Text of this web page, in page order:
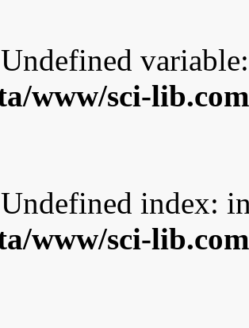
www/sci-
index:
www/sci-